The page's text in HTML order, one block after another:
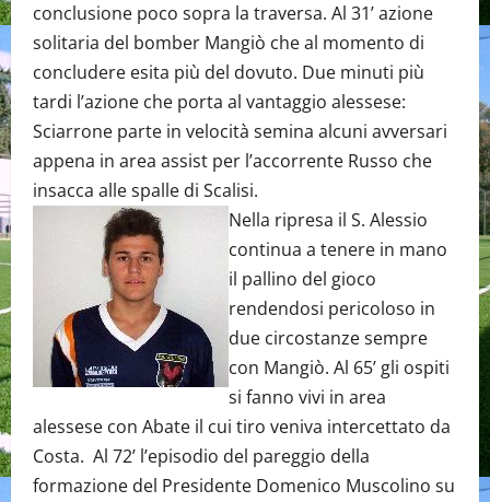
conclusione poco sopra la traversa. Al 31’ azione
solitaria del bomber Mangiò che al momento di
concludere esita più del dovuto. Due minuti più
tardi l’azione che porta al vantaggio alessese:
Sciarrone parte in velocità semina alcuni avversari
appena in area assist per l’accorrente Russo che
insacca alle spalle di Scalisi.
Nella ripresa il S. Alessio
continua a tenere in mano
il pallino del gioco
rendendosi pericoloso in
due circostanze sempre
con Mangiò. Al 65’ gli ospiti
si fanno vivi in area
alessese con Abate il cui tiro veniva intercettato da
Costa. Al 72’ l’episodio del pareggio della
formazione del Presidente Domenico Muscolino su